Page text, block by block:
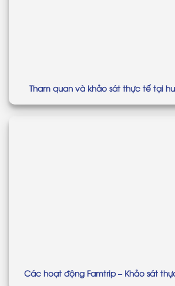
Tham quan và khảo sát thực tế tại
Các hoạt động Famtrip – Khảo sát